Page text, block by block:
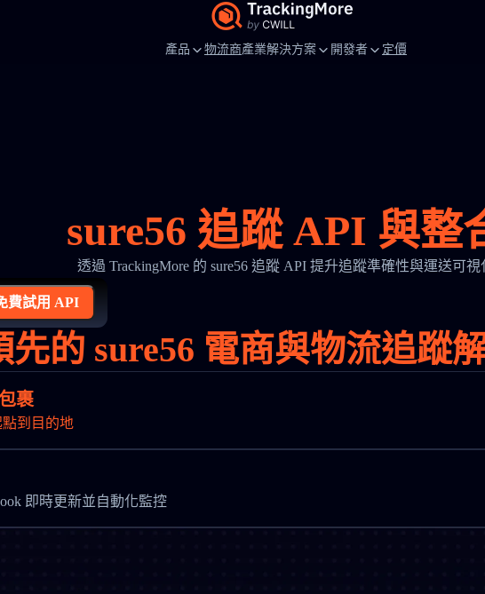
產品 物流商產業解決方案 開發者 定價
sure56 追蹤 API 與整
透過 TrackingMore 的 sure56 追蹤 API 提升追蹤準確性與運送可視
費試用 API
先的 sure56 電商與物流追蹤
裹
到目的地
即時更新並自動化監控